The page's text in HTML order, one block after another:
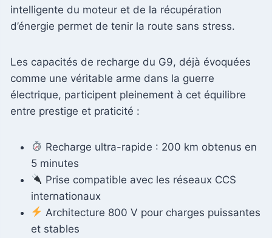
intelligente du moteur et de la récupération
d’énergie permet de tenir la route sans stress.
Les capacités de recharge du G9, déjà évoquées
comme une véritable arme dans la guerre
électrique, participent pleinement à cet équilibre
entre prestige et praticité :
Recharge ultra-rapide : 200 km obtenus en
5 minutes
Prise compatible avec les réseaux CCS
internationaux
Architecture 800 V pour charges puissantes
et stables